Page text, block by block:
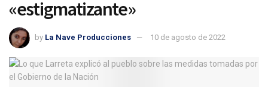
«estigmatizante»
by La Nave Producciones 10 de agosto de 2022